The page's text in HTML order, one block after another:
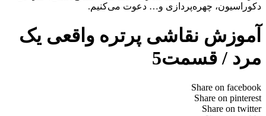
دکوراسیون، چهره‌پردازی و… دعوت می‌کنیم.
آموزش نقاشی پرتره واقعی یک
مرد / قسمت5
Share on facebook
Share on pinterest
Share on twitter